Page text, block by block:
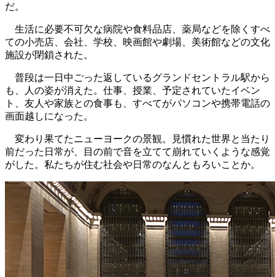
だ。
生活に必要不可欠な病院や食料品店、薬局などを除くすべ
ての小売店、会社、学校、映画館や劇場、美術館などの文化
施設が閉鎖された。
普段は一日中ごった返しているグランドセントラル駅から
も、人の姿が消えた。仕事、授業、予定されていたイベン
ト、友人や家族との食事も、すべてがパソコンや携帯電話の
画面越しになった。
変わり果てたニューヨークの景観。見慣れた世界と当たり
前だった日常が、目の前で音を立てて崩れていくような感覚
がした。私たちが住む社会や日常のなんともろいことか。